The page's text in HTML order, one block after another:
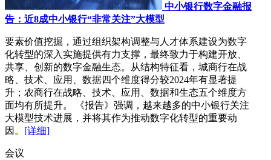
中小银行数字金融报
告：近8成中小银行“非常关注”大模型
要素价值挖掘，通过组织架构调整与人才体系建设为数字
化转型的深入实施提供有力支撑，最终致力于构建开放、
共享、创新的数字金融生态。从结构特征看，城商行在战
略、技术、应用、数据四个维度得分较2024年有显著提
升；农商行在战略、技术、应用、数据和生态五个维度方
面均有所提升。 《报告》强调，越来越多的中小银行关注
大模型技术进展，并将其作为推动数字化转型的重要动
因。 [详细]
会议